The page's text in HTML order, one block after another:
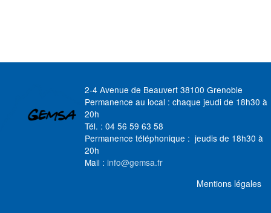
2-4 Avenue de Beauvert 38100 Grenoble
Permanence au local : chaque jeudi de 18h30 à
20h
Tél. : 04 56 59 63 58
Permanence téléphonique : jeudis de 18h30 à
20h
Mail : info@gemsa.fr
Mentions légales